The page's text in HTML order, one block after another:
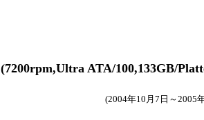
(7200rpm,Ultra ATA/100,133GB/
(2004年10月7日～2005